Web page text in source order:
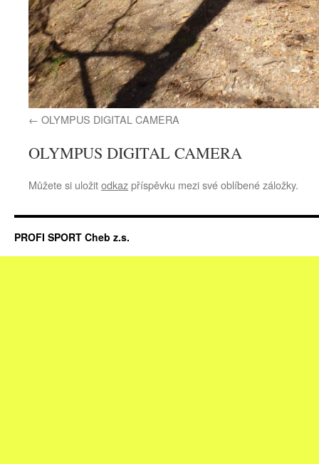
OLYMPUS DIGITAL CAMERA
OLYMPUS DIGITAL CAMERA
Můžete si uložitodkazpříspěvku mezi své oblíbené záložky.
PROFI SPORT Cheb z.s.